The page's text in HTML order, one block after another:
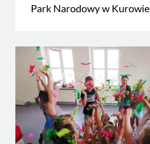
Park Narodowy w Kurowie.